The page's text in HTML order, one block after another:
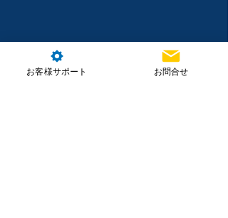
お客様サポート お問合せ